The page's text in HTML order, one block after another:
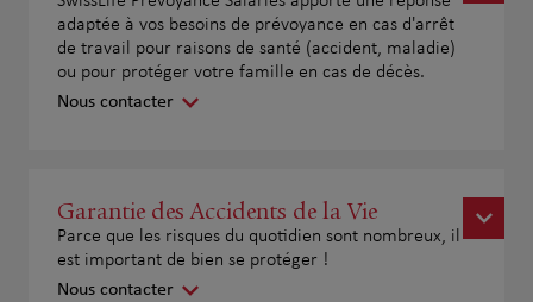
adaptée à vos besoins de prévoyance en cas d'arrêt
de travail pour raisons de santé (accident, maladie)
ou pour protéger votre famille en cas de décès.
Nous contacter
Garantie des Accidents de la Vie
Parce que les risques du quotidien sont nombreux, il
est important de bien se protéger !
Nous contacter